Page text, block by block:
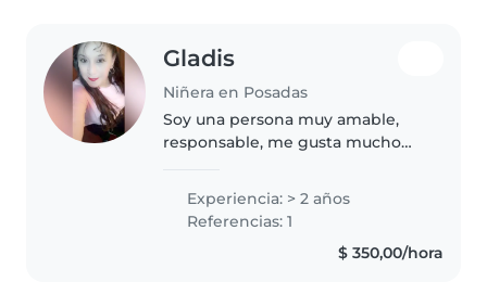
Gladis
Niñera en Posadas
Soy una persona muy amable,
responsable, me gusta mucho
Experiencia: > 2 años
Referencias: 1
$ 350,00/hora